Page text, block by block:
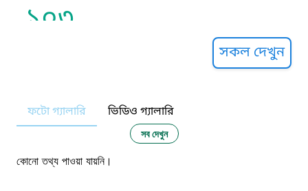
১০৩
নারী ও শিশু নির্যাতন প্রতিরোধ
১০৬
সকল দেখুন
ফটো গ্যালারি ভিডিও গ্যালারি
সব দেখুন
কোনো তথ্য পাওয়া যায়নি।